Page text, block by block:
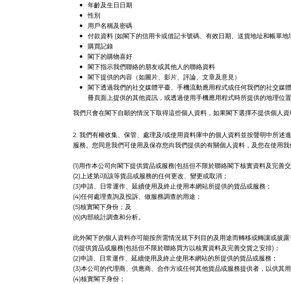
年齡及生日日期
性別
用戶名稱及密碼
付款資料 (如閣下的信用卡或借記卡號碼、有效日期、送貨地址和帳單地
購買記錄
閣下的購物喜好
閣下指示我們聯絡的朋友或其他人的聯絡資料
閣下提供的內容（如圖片、影片、評論、文章及意見）
閣下透過我們的社交媒體平臺、手機流動應用程式或任何我們的社交媒
冊頁面上提供的其他資訊，或透過使用手機應用程式時所提供的地理位
我們只會在閣下自願的情況下取得這些個人資料，如果閣下選擇不提供個人
2. 我們有權收集、保管、處理及/或使用資料庫中的個人資料並按聲明中所述
服務。 您同意我們可使用及保存您向我們提供的有關個人資料，及您在使用
(1)用作本公司向閣下提供貨品或服務(包括但不限於聯絡閣下核實資料及完善交
(2)上述第i項該等貨品或服務的任何更改、變更或取消；
(3)申請、日常運作、延續使用及終止使用本網站所提供的貨品或服務；
(4)任何處理查詢及投訴、做服務調查的用途；
(5)核實閣下身份；及
(6)內部統計調查和分析。
此外閣下的個人資料亦可能按所需情況就下列目的及用途而轉移或轉讓或披
(1)提供貨品或服務(包括但不限於聯絡買方以核實資料及完善交貨之安排)；
(2)申請、日常運作、延續使用及終止使用本網站的所提供的貨品或服務；
(3)本公司的代理商、供應商、合作方或任何其他貨品或服務提供者，以供其
(4)核實閣下身份；